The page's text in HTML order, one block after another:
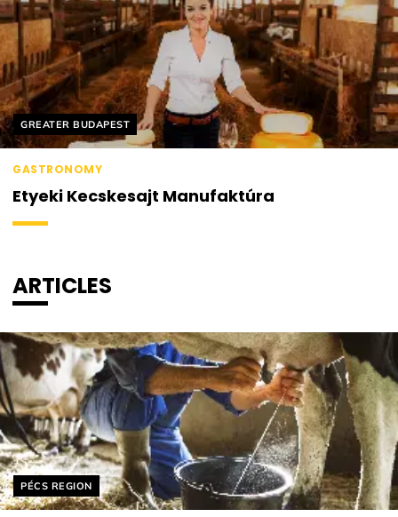
Helyszín címkék:
GREATER BUDAPEST
GASTRONOMY
Etyeki Kecskesajt Manufaktúra
ARTICLES
Helyszín címkék:
PÉCS REGION